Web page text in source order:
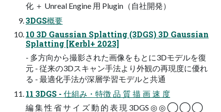
化 ＋ Unreal Engine 用 Plugin（自社開発）
3DGS概要
10 3D Gaussian Splatting (3DGS) 3D Gaussian
Splatting [Kerbl+ 2023]
- 多⽅向から撮影された画像をもとに3Dモデルを復
元 - 従来の3Dスキャン⼿法より外観の再現度に優れ
る - 最適化⼿法が深層学習モデルと共通
11 3DGS - 仕組み・特徴 品 質 描 画 速 度
編 集 性 省 サ イ ズ 動 的 表 現 3DGS ◎ ◎ ◯ ◯ ◯